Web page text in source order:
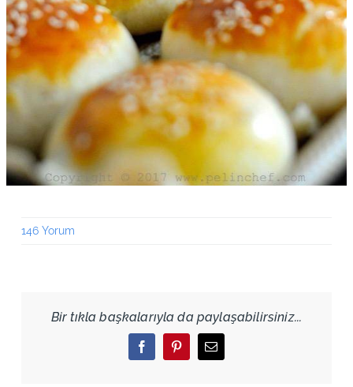
146 Yorum
Bir tıkla başkalarıyla da paylaşabilirsiniz...
FacebookPinterestEmail